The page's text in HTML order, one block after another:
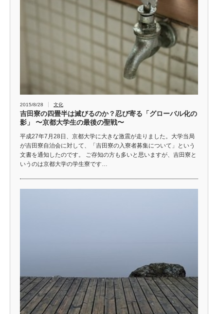
2015/8/28 文化
吉田寮の四畳半は滅びるのか？忍び寄る「グローバル化の
影」 〜京都大学生の最後の聖戦〜
平成27年7月28日、京都大学に大きな激震が走りました。大学当局
が吉田寮自治会に対して、「吉田寮の入寮者募集について」という
文書を通知したのです。 ご存知の方も多いと思いますが、吉田寮と
いうのは京都大学の学生寮です…